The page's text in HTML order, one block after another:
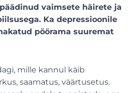
vaimsete häirete ja
Ka depressioonile
pöörama suuremat
mille kannul käib
saamatus, väärtusetus.